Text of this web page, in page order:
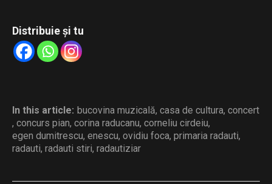
Distribuie și tu
In this article: bucovina muzicală, casa de cultura, concert
, concurs pian, corina raducanu, corneliu cirdeiu,
egen dumitrescu, enescu, ovidiu foca, primaria radauti,
radauti, radauti stiri, radautiziar